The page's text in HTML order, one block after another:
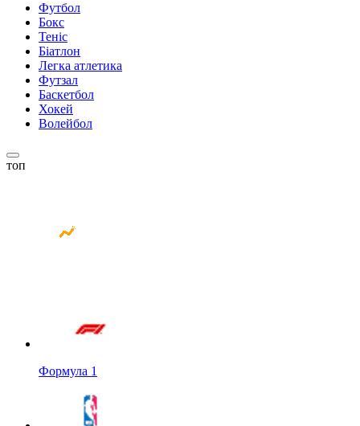
Футбол
Бокс
Теніс
Біатлон
Легка атлетика
Футзал
Баскетбол
Хокей
Волейбол
топ
Формула 1